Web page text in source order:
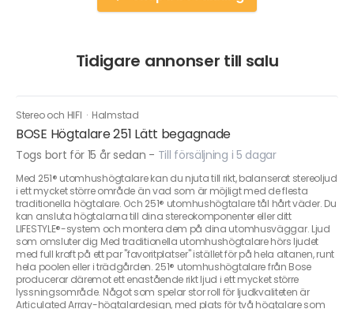
Tidigare annonser till salu
Stereo och HIFI · Halmstad
BOSE Högtalare 251 Lätt begagnade
Togs bort för 15 år sedan - Till försäljning i 5 dagar
Med 251® utomhushögtalare kan du njuta till rikt, balanserat stereoljud
i ett mycket större område än vad som är möjligt med de flesta
traditionella högtalare. Och 251® utomhushögtalare tål hårt väder. Du
kan ansluta högtalarna till dina stereokomponenter eller ditt
LIFESTYLE®-system och montera dem på dina utomhusväggar. Ljud
som omsluter dig Med traditionella utomhushögtalare hörs ljudet
med full kraft på ett par "favoritplatser" istället för på hela altanen, runt
hela poolen eller i trädgården. 251® utomhushögtalare från Bose
producerar däremot ett enastående rikt ljud i ett mycket större
lyssningsområde. Något som spelar stor roll för ljudkvaliteten är
Articulated Array-högtalardesign, med plats för två högtalare som